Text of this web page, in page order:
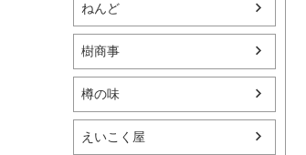
ねんど
樹商事
樽の味
えいこく屋